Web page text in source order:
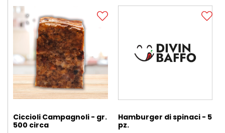
Ciccioli Campagnoli - gr.
500 circa
Hamburger di spinaci - 5
pz.